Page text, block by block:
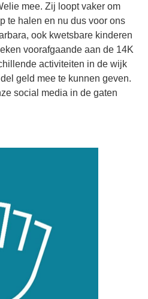
mee. Zij loopt vaker om
te halen en nu dus voor ons
ook kwetsbare kinderen
voorafgaande aan de 14K
activiteiten in de wijk
geld mee te kunnen geven.
social media in de gaten